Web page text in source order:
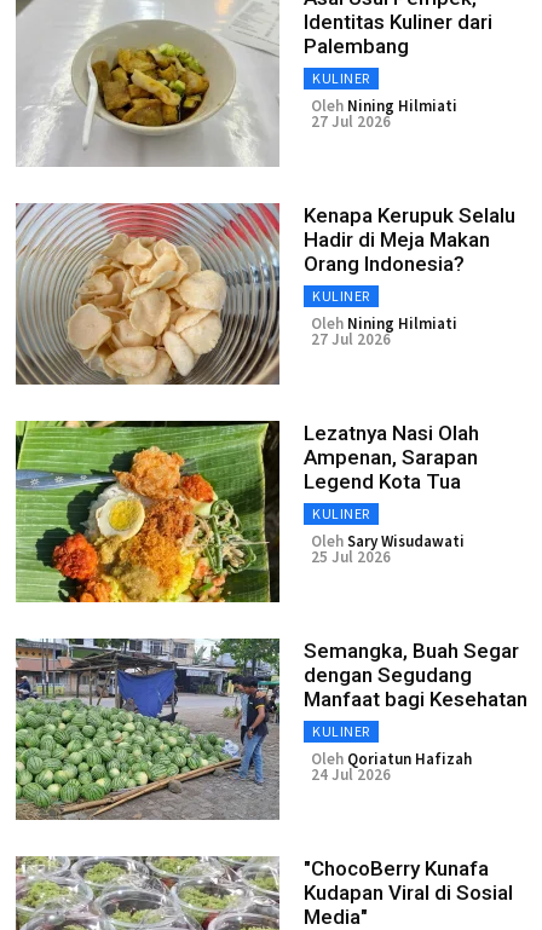
Identitas Kuliner dari
Palembang
KULINER
Oleh Nining Hilmiati
27 Jul 2026
Kenapa Kerupuk Selalu
Hadir di Meja Makan
Orang Indonesia?
KULINER
Oleh Nining Hilmiati
27 Jul 2026
Lezatnya Nasi Olah
Ampenan, Sarapan
Legend Kota Tua
KULINER
OlehSary Wisudawati
25 Jul 2026
Semangka, Buah Segar
dengan Segudang
Manfaat bagi Kesehatan
KULINER
Oleh Qoriatun Hafizah
24 Jul 2026
"ChocoBerry Kunafa
Kudapan Viral di Sosial
Media"